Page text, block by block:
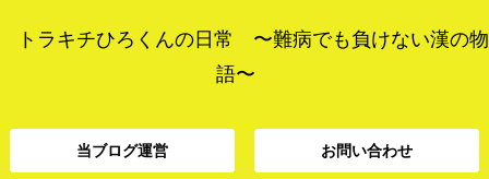
トラキチひろくんの日常 〜難病でも負けない漢の物
語〜
当ブログ運営 お問い合わせ